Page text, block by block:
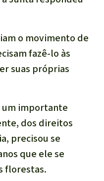
o movimento de
fazê-lo às
suas próprias
um importante
dos direitos
precisou se
que ele se
florestas.